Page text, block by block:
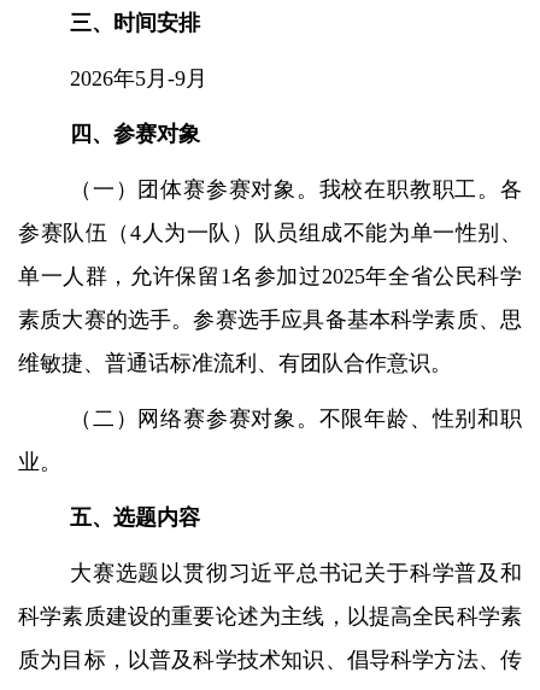
三、时间安排
2026年5月-9月
四、参赛对象
（一）团体赛参赛对象。我校在职教职工。各
参赛队伍（ 4人为一队）队员组成不能为单一性别、
单一人群，允许保留1名参加过2025年全省公民科学
素质大赛的选手。参赛选手应具备基本科学素质、思
维敏捷、普通话标准流利、有团队合作意识。
（二）网络赛参赛对象。不限年龄、性别和职
业。
五、选题内容
大赛选题以贯彻习近平总书记关于科学普及和
科学素质建设的重要论述为主线，以提高全民科学素
质为目标，以普及科学技术知识、倡导科学方法、传